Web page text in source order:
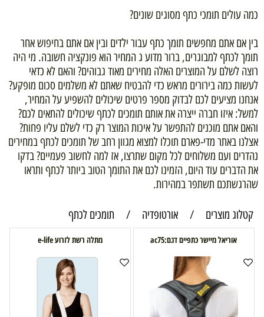
כמה עולים תומכי כתף מסוגים שונים?
בין אם אתם מחפשים תומך כתף עבור ילדים ובין אם אתם בחיפוש אחר
תומך לכתף למבוגרים, ברור מדוע ג המחיר הוא פונקציה חשובה. מי היה
רוצה לשלם על המוצרים האלה מחירים מאוד גבוהים? והאם לא כדאי
לעשות כמה בירורים מראש כדי להבטיח שאתם לא משלמים סכום מופקע?
אנחנו מציעים לכם לבדוק מספר פרטים שיכולים להשפיע על המחיר,
למשל: איזו חברה ייצרה את אותם תומכים לכתף שיכולים להתאים לכם?
והאם אתם מוכנים להתפשר על איכות המוצר רק כדי לשלם עליו פחות?
אצלנו באתר מדי-פארם תוכלו למצוא מגוון רחב של תומכים לכתף במחירים
נהדרים ועם משלוחים לכל מקום שתרצו, אז למה לחשוב פעמיים? בדקו
את הדברים עוד היום, הזמינו לכם את התומך הטוב ביותר לכתף ותראו
שהרגשתכם תשתפר במהירות.
קטלוג מוצרים / אורטופדיה / תומכים לכתף
אוריאל מיישר כתפיים דגם:ac75 מתלה רשת לזרוע e-life